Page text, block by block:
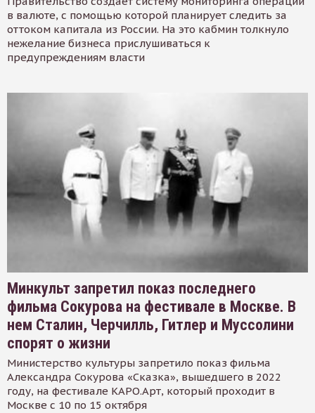
в валюте, с помощью которой планирует следить за
оттоком капитала из России. На это кабмин толкнуло
нежелание бизнеса прислушиваться к
предупреждениям власти
Минкульт запретил показ последнего
фильма Сокурова на фестивале в Москве. В
нем Сталин, Черчилль, Гитлер и Муссолини
спорят о жизни
Министерство культуры запретило показ фильма
Александра Сокурова «Сказка», вышедшего в 2022
году, на фестивале КАРО.Арт, который проходит в
Москве с 10 по 15 октября